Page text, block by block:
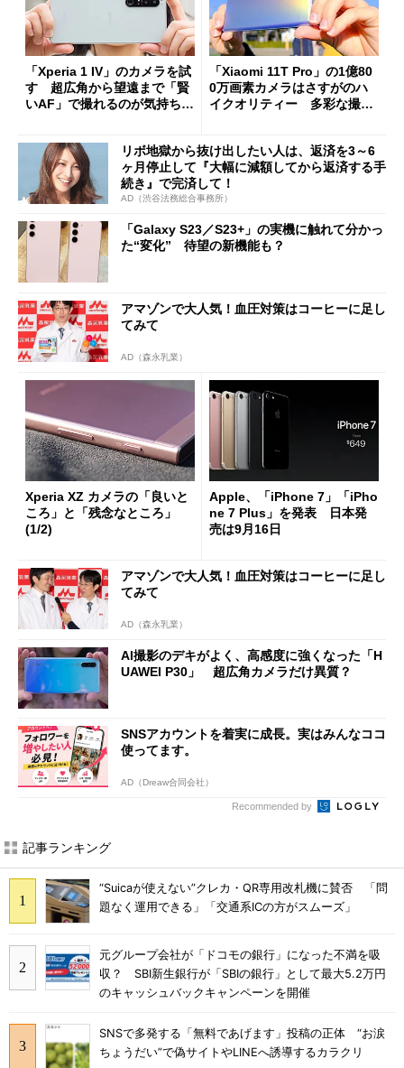
「Xperia 1 IV」のカメラを試
す 超広角から望遠まで「賢
いAF」で撮れるのが気持ちい
「Xiaomi 11T Pro」の1億80
0万画素カメラはさすがのハ
イクオリティー 多彩な撮
リボ地獄から抜け出したい人は、返済を3～6
ヶ月停止して『大幅に減額してから返済する手
続き』で完済して！
AD（渋谷法務総合事務所）
「Galaxy S23／S23+」の実機に触れて分かっ
た“変化” 待望の新機能も？
アマゾンで大人気！血圧対策はコーヒーに足し
てみて
AD（森永乳業）
Xperia XZ カメラの「良いと
ころ」と「残念なところ」
(1/2)
Apple、「iPhone 7」「iPho
ne 7 Plus」を発表 日本発
売は9月16日
アマゾンで大人気！血圧対策はコーヒーに足し
てみて
AD（森永乳業）
AI撮影のデキがよく、高感度に強くなった「H
UAWEI P30」 超広角カメラだけ異質？
SNSアカウントを着実に成長。実はみんなココ
使ってます。
AD（Dreaw合同会社）
Recommended by
記事ランキング
“Suicaが使えない”クレカ・QR専用改札機に賛否 「問
題なく運用できる」「交通系ICの方がスムーズ」
元グループ会社が「ドコモの銀行」になった不満を吸
収？ SBI新生銀行が「SBIの銀行」として最大5.2万円
のキャッシュバックキャンペーンを開催
SNSで多発する「無料であげます」投稿の正体 “お涙
ちょうだい”で偽サイトやLINEへ誘導するカラクリ